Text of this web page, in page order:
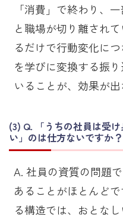
「消費」で終わり、
と職場が切り離され
るだけで行動変化に
を学びに変換する振
いることが、効果が
Q. 「うちの社員は受
い」のは仕方ないですか？
A. 社員の資質の問題
あることがほとんど
る構造では、おとな